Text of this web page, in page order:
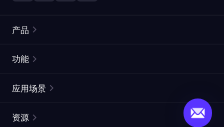
产品
静态住宅代理
功能
ISP代理
应用场景
资源